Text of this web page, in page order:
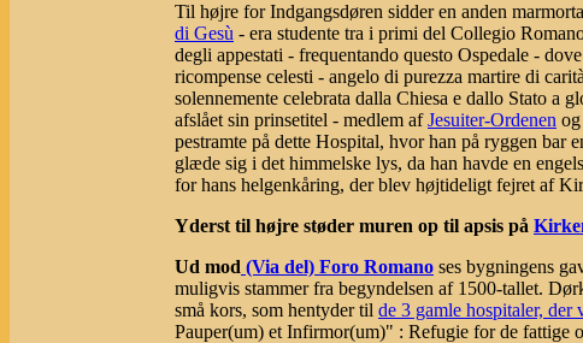
Til højre for Indgangsdøren sidder en anden
di Gesù - era studente tra i primi del Collegio
degli appestati - frequentando questo Ospedale -
ricompense celesti - angelo di purezza martire di
solennemente celebrata dalla Chiesa e dallo Stato
afslået sin prinsetitel - medlem afJesuiter-Ordenen
pestramte på dette Hospital, hvor han på ryggen bar
glæde sig i det himmelske lys, da han havde en
for hans helgenkåring, der blev højtideligt fejret af
Yderst til højre støder muren op til apsis på
Ud mod (Via del) Foro Romano ses bygningens
muligvis stammer fra begyndelsen af 1500-tallet.
små kors, som hentyder til de 3 gamle hospitaler, der
Pauper(um) et Infirmor(um)" : Refugie for de fattige